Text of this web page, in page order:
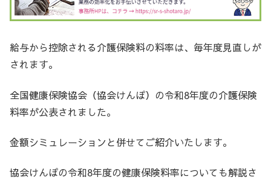
給与から控除される介護保険料の料率は、毎年度見直しが
されます。
全国健康保険協会（協会けんぽ）の令和8年度の介護保険
料率が公表されました。
金額シミュレーションと併せてご紹介いたします。
協会けんぽの令和8年度の健康保険料率についても解説さ